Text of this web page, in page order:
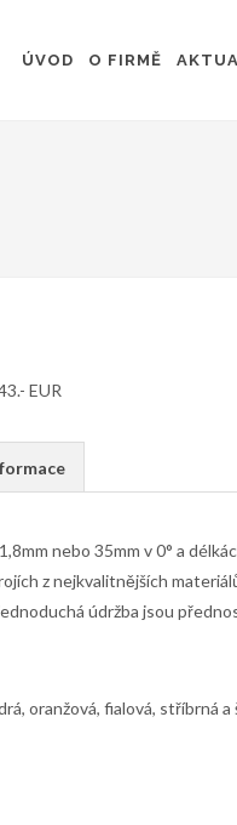
ÚVOD O FIRMĚ
EUR
nebo 35mm v 0° a
z nejkvalitnějších
údržba jsou
oranžová, fialová, stříbrná a